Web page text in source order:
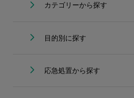
カテゴリーから探す
目的別に探す
応急処置から探す